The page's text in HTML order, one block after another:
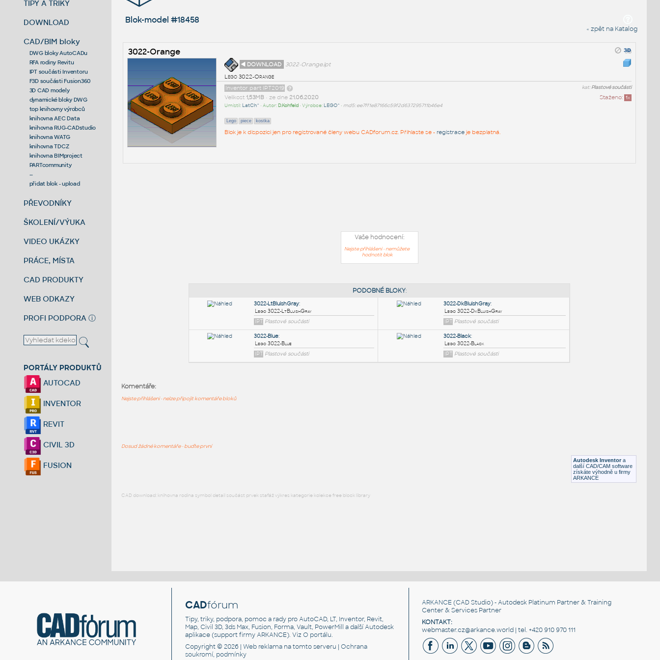
TIPY A TRIKY
DOWNLOAD
CAD/BIM bloky
DWG bloky AutoCADu
RFA rodiny Revitu
IPT součásti Inventoru
F3D součásti Fusion360
3D CAD modely
dynamické bloky DWG
top knihovny výrobců
knihovna AEC Data
knihovna RUG-CADstudio
knihovna WATG
knihovna TDCZ
knihovna BIMproject
PARTcommunity
--
přidat blok - upload
PŘEVODNÍKY
ŠKOLENÍ/VÝUKA
VIDEO UKÁZKY
PRÁCE, MÍSTA
CAD PRODUKTY
WEB ODKAZY
PROFI PODPORA ⓘ
PORTÁLY PRODUKTŮ
AUTOCAD
INVENTOR
REVIT
CIVIL 3D
FUSION
Blok-model #18458
« zpět na Katalog
3022-Orange
◄ DOWNLOAD
3022-Orange.ipt
Lego 3022-Orange
kat:Plastové součásti
Inventor part IPT2019
Staženo: 1x
Velikost 1,53MB• ze dne 21.06.2020
Umístil: LatCh^ • Autor: D.Kohfeld• Výrobce: LEGO^ • md5: ee7ff1e87166c59f2d637295711b46e4
Lego piece kostka
Blok je k dispozici jen pro registrované členy webu CADforum.cz. Přihlaste se - registraceje bezplatná.
Vaše hodnocení:
Nejste přihlášeni - nemůžete
hodnotit blok
Plastové součásti
Autodesk Inventor a
další CAD/CAM software
získáte výhodně u firmy
ARKANCE
Komentáře:
Nejste přihlášeni - nelze připojit komentáře bloků
Dosud žádné komentáře - buďte první
CAD download: knihovna rodina symbol detail součást prvek stafáž výkres kategorie kolekce free block library
CADfórum
Tipy, triky, podpora, pomoc a rady pro AutoCAD, LT, Inventor, Revit,
Map, Civil 3D, 3ds Max, Fusion, Forma, Vault, PowerMill a další Autodesk
aplikace (support firmy ARKANCE). VizO portálu.
Copyright © 2026 |Web reklama na tomto serveru |Ochrana
soukromí, podmínky
ARKANCE (CAD Studio) - Autodesk Platinum Partner & Training
Center & Services Partner
KONTAKT:
webmaster.cz@arkance.world | tel. +420 910 970 111